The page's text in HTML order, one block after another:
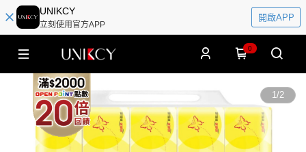
UNIKCY
立刻使用官方APP
開啟APP
0
1/2